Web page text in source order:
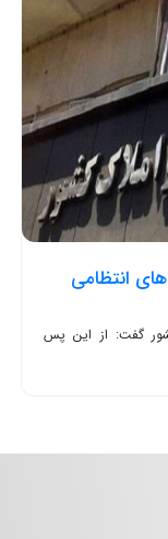
انتظامی
گفت: از این پس